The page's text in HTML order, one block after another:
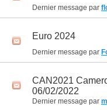
Dernier message par
Euro 2024
Dernier message par
CAN2021
06/02/2022
Dernier message par